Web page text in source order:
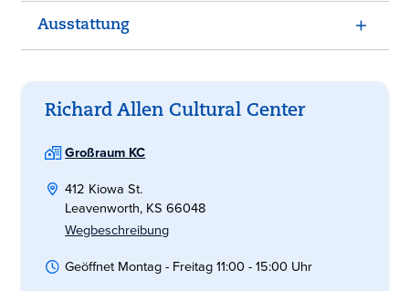
Ausstattung
Richard Allen Cultural Center
Großraum KC
412 Kiowa St.
Leavenworth, KS 66048
Wegbeschreibung
Geöffnet Montag - Freitag 11:00 - 15:00 Uhr